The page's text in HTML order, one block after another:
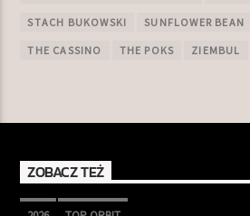
STACH BUKOWSKI SUNFLOWER BEAN
THE CASSINO THE POKS ZIEMBUL
ZOBACZ TEŻ